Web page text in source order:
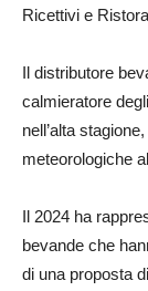
Ricettivi e
Il distributore
calmieratore
nell’alta
meteorologiche
Il 2024 ha
bevande che
di una proposta